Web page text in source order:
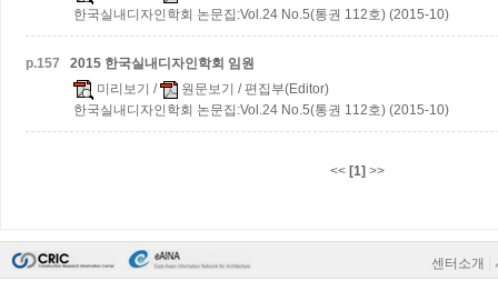
한국실내디자인학회 논문집:Vol.24 No.5(통권 112호) (2015-10)
p.157
2015 한국실내디자인학회 임원
미리보기 / 원문보기 / 편집부(Editor)
한국실내디자인학회 논문집:Vol.24 No.5(통권 112호) (2015-10)
<< [1] >>
센터소개